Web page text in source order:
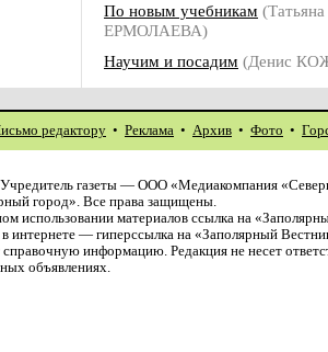
По новым учебникам (Татьяна
ЕРМОЛАЕВА)
Научим и посадим (Денис
редактору • Реклама • Архив • Фото •
газеты — ООО «Медиакомпания
город». Все права защищены.
использовании материалов ссылка на
интернете — гиперссылка на «Заполярный
справочную информацию. Редакция не несет
объявлениях.